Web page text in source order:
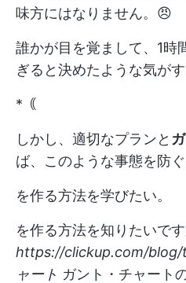
味方にはなりません。😠
誰かが目を覚まして、1時
ぎると決めたような気がす
*｟
しかし、適切なプランと
ば、このような事態を防ぐ
を作る方法を学びたい。
を作る方法を知りたいです
https://clickup.com/
ャート ガント・チャート